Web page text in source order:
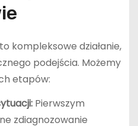
kompleksowe działanie,
podejścia. Możemy
etapów:
Pierwszym
zdiagnozowanie